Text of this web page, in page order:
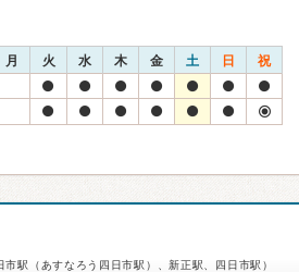
月 火 水 木 金 土 日 祝
駅（あすなろう四日市駅）、新正駅、四日市駅）